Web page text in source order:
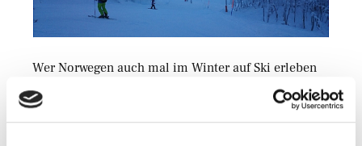
Wer Norwegen auch mal im Winter auf Ski erleben
möchte, kann sich direkt an die Skischule Lüneburg
wenden. Die Reisetermine für die Saison 2018/2019
findet ihr hier: